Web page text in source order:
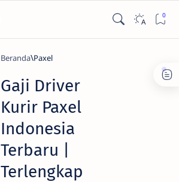
Beranda Paxel
Gaji Driver
Kurir Paxel
Indonesia
Terbaru |
Terlengkap